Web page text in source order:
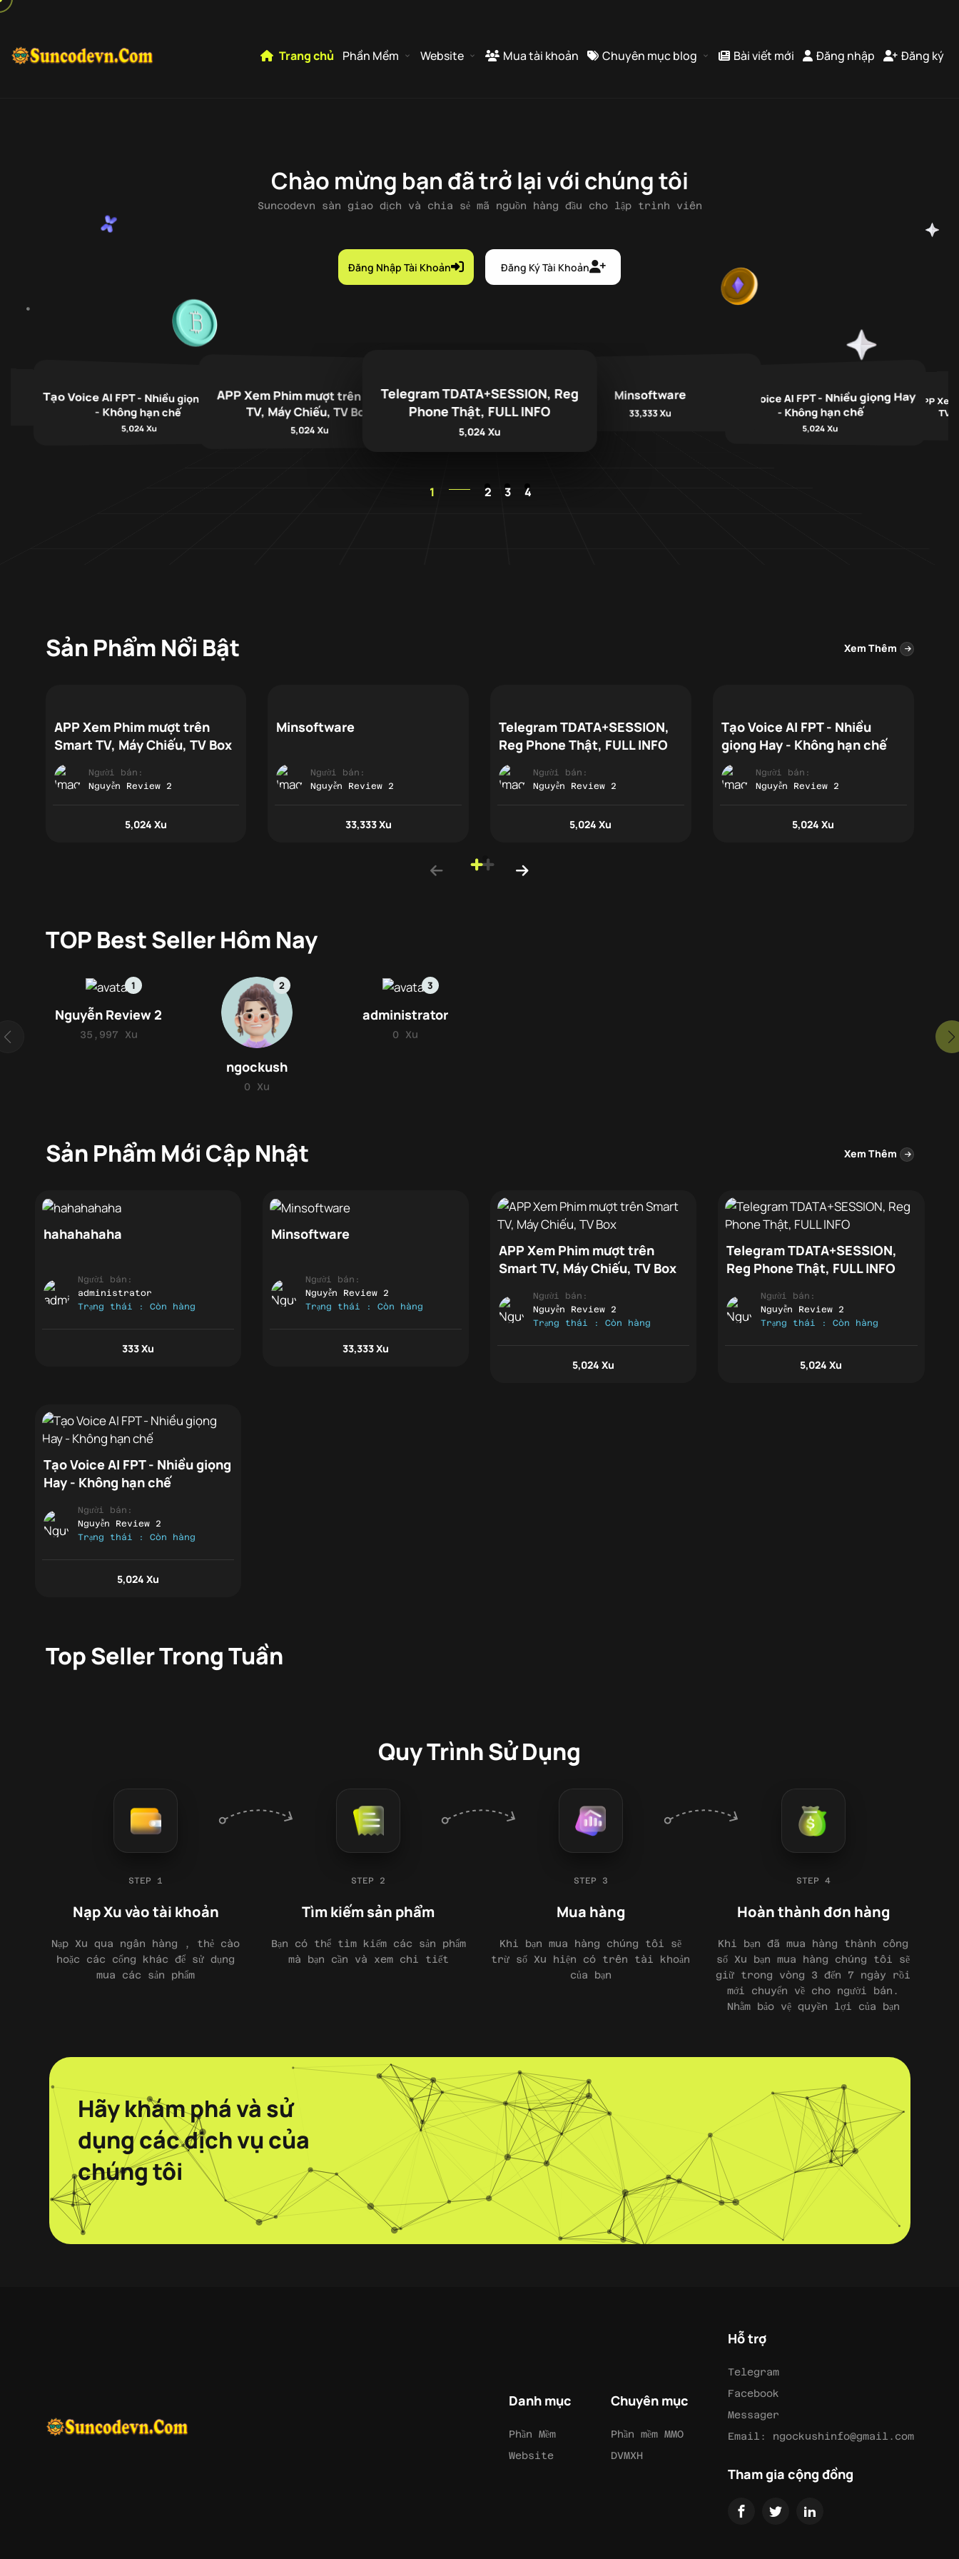
Trang chủ Phần Mềm Website Mua tài khoản Chuyên mục blog Bài viết mới Đăng nhập Đăng ký
Chào mừng bạn đã trở lại với chúng tôi
Suncodevn sàn giao dịch và chia sẻ mã nguồn hàng đầu cho lập trình viên
Đăng Nhập Tài Khoản Đăng Ký Tài Khoản
Tạo Voice AI FPT - Nhiều giọng Hay
- Không hạn chế
5,024 Xu
APP Xem Phim mượt trên Smart
TV, Máy Chiếu, TV Box
5,024 Xu
Telegram TDATA+SESSION, Reg
Phone Thật, FULL INFO
5,024 Xu
Minsoftware
33,333 Xu
Tạo Voice AI FPT - Nhiều giọng Hay
- Không hạn chế
5,024 Xu
APP
TV,
1 2 3 4
Sản Phẩm Nổi Bật Xem Thêm
APP Xem Phim mượt trên
Smart TV, Máy Chiếu, TV Box
Người bán:
Nguyễn Review 2
5,024 Xu
Minsoftware
Người bán:
Nguyễn Review 2
33,333 Xu
Telegram TDATA+SESSION,
Reg Phone Thật, FULL INFO
Người bán:
Nguyễn Review 2
5,024 Xu
Tạo Voice AI FPT - Nhiều
giọng Hay - Không hạn chế
Người bán:
Nguyễn Review 2
5,024 Xu
TOP Best Seller Hôm Nay
1
Nguyễn Review 2
35,997 Xu
2
ngockush
0 Xu
3
administrator
0 Xu
Sản Phẩm Mới Cập Nhật Xem Thêm
hahahahaha
Người bán:
administrator
Trạng thái : Còn hàng
333 Xu
Minsoftware
Người bán:
Nguyễn Review 2
Trạng thái : Còn hàng
33,333 Xu
APP Xem Phim mượt trên
Smart TV, Máy Chiếu, TV Box
Người bán:
Nguyễn Review 2
Trạng thái : Còn hàng
5,024 Xu
Telegram TDATA+SESSION,
Reg Phone Thật, FULL INFO
Người bán:
Nguyễn Review 2
Trạng thái : Còn hàng
5,024 Xu
Tạo Voice AI FPT - Nhiều giọng
Hay - Không hạn chế
Người bán:
Nguyễn Review 2
Trạng thái : Còn hàng
5,024 Xu
Top Seller Trong Tuần
Quy Trình Sử Dụng
STEP 1
Nạp Xu vào tài khoản
Nạp Xu qua ngân hàng , thẻ cào
hoặc các cổng khác để sử dụng
mua các sản phẩm
STEP 2
Tìm kiếm sản phẩm
Bạn có thể tìm kiếm các sản phẩm
mà bạn cần và xem chi tiết
STEP 3
Mua hàng
Khi bạn mua hàng chúng tôi sẽ
trừ số Xu hiện có trên tài khoản
của bạn
STEP 4
Hoàn thành đơn hàng
Khi bạn đã mua hàng thành công
số Xu bạn mua hàng chúng tôi sẽ
giữ trong vòng 3 đến 7 ngày rồi
mới chuyển về cho người bán.
Nhằm bảo vệ quyền lợi của bạn
Hãy khám phá và sử
dụng các dịch vụ của
chúng tôi
Danh mục
Phần Mềm
Website
Chuyên mục
Phần mềm MMO
DVMXH
Hỗ trợ
Telegram
Facebook
Messager
Email: ngockushinfo@gmail.com
Tham gia cộng đồng